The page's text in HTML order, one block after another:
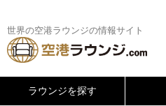
世界の空港ラウンジの情報サイト
ラウンジを探す